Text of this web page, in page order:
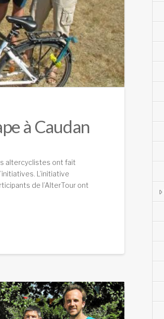
à Caudan
altercyclistes ont fait
L’initiative
de l’AlterTour ont